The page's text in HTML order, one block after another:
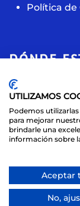
Política de
DÓNDE
28891,
+ 34 609
© 2021 SBS
UTILIZAMOS
Podemos
para mejorar
brindarle una
información sobre
Aceptar
No,